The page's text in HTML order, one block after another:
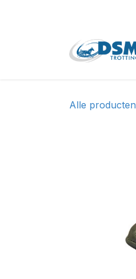
Alle producten